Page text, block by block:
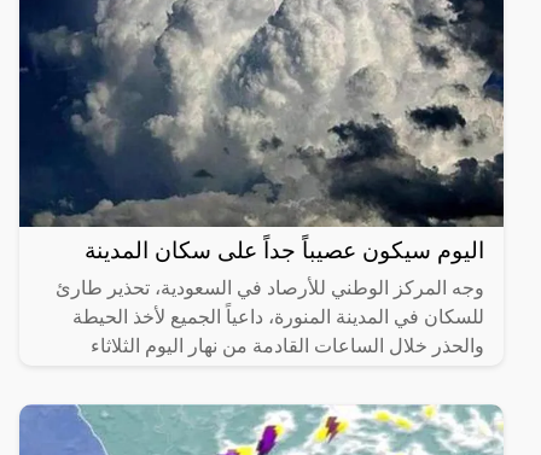
اليوم سيكون عصيباً جداً على سكان المدينة
وجه المركز الوطني للأرصاد في السعودية، تحذير طارئ
للسكان في المدينة المنورة، داعياً الجميع لأخذ الحيطة
والحذر خلال الساعات القادمة من نهار اليوم الثلاثاء